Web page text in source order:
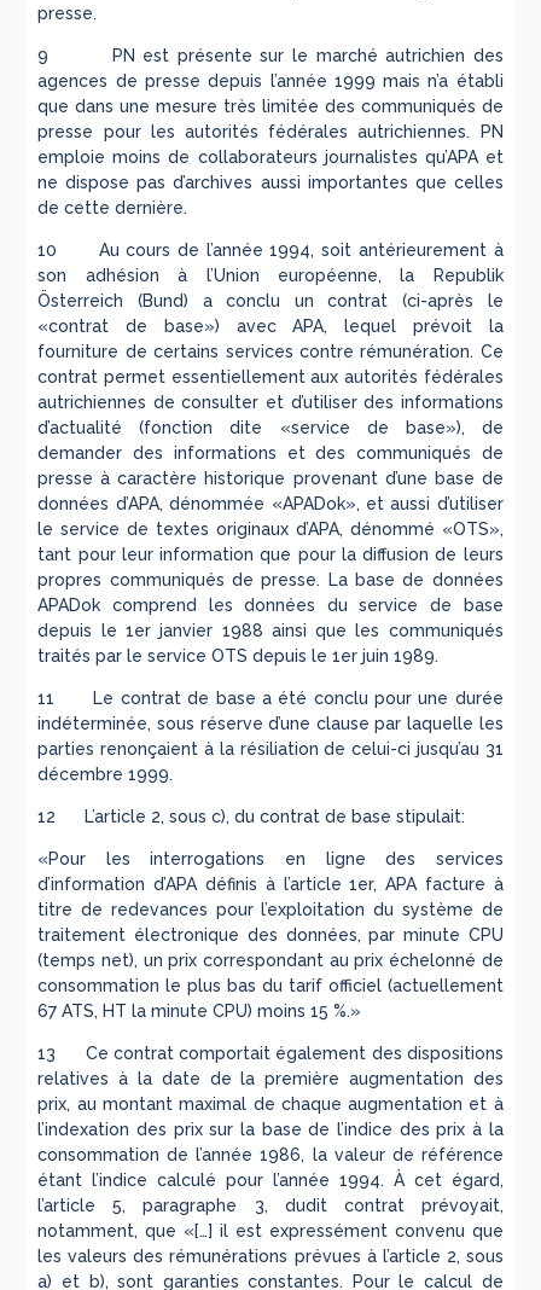
presse.
9 PN est présente sur le marché autrichien des
agences de presse depuis l’année 1999 mais n’a établi
que dans une mesure très limitée des communiqués de
presse pour les autorités fédérales autrichiennes. PN
emploie moins de collaborateurs journalistes qu’APA et
ne dispose pas d’archives aussi importantes que celles
de cette dernière.
10 Au cours de l’année 1994, soit antérieurement à
son adhésion à l’Union européenne, la Republik
Österreich (Bund) a conclu un contrat (ci-après le
«contrat de base») avec APA, lequel prévoit la
fourniture de certains services contre rémunération. Ce
contrat permet essentiellement aux autorités fédérales
autrichiennes de consulter et d’utiliser des informations
d’actualité (fonction dite «service de base»), de
demander des informations et des communiqués de
presse à caractère historique provenant d’une base de
données d’APA, dénommée «APADok», et aussi d’utiliser
le service de textes originaux d’APA, dénommé «OTS»,
tant pour leur information que pour la diffusion de leurs
propres communiqués de presse. La base de données
APADok comprend les données du service de base
depuis le 1er janvier 1988 ainsi que les communiqués
traités par le service OTS depuis le 1er juin 1989.
11 Le contrat de base a été conclu pour une durée
indéterminée, sous réserve d’une clause par laquelle les
parties renonçaient à la résiliation de celui-ci jusqu’au 31
décembre 1999.
12 L’article 2, sous c), du contrat de base stipulait:
«Pour les interrogations en ligne des services
d’information d’APA définis à l’article 1er, APA facture à
titre de redevances pour l’exploitation du système de
traitement électronique des données, par minute CPU
(temps net), un prix correspondant au prix échelonné de
consommation le plus bas du tarif officiel (actuellement
67 ATS, HT la minute CPU) moins 15 %.»
13 Ce contrat comportait également des dispositions
relatives à la date de la première augmentation des
prix, au montant maximal de chaque augmentation et à
l’indexation des prix sur la base de l’indice des prix à la
consommation de l’année 1986, la valeur de référence
étant l’indice calculé pour l’année 1994. À cet égard,
l’article 5, paragraphe 3, dudit contrat prévoyait,
notamment, que «[…] il est expressément convenu que
les valeurs des rémunérations prévues à l’article 2, sous
a) et b), sont garanties constantes. Pour le calcul de